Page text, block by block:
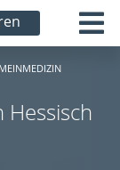
Hessisch